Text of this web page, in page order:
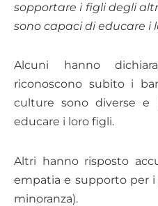
sopportare i figli degli
sono capaci di educare i
Alcuni hanno
riconoscono subito i
culture sono diverse e
educare i loro figli.
Altri hanno risposto
empatia e supporto per
minoranza).